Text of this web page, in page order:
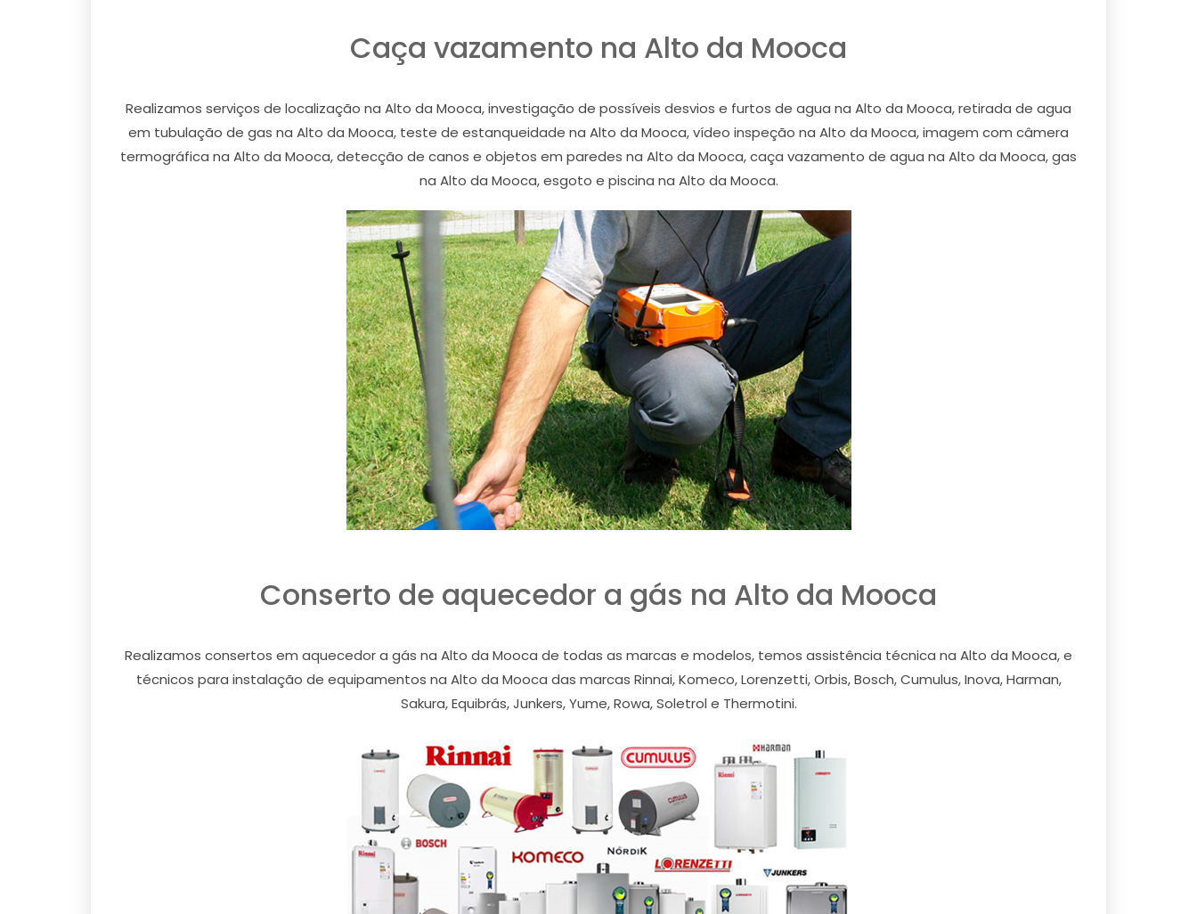
Caça vazamento na Alto da Mooca
Realizamos serviços de localização na Alto da Mooca, investigação de possíveis desvios e furtos de agua na Alto da Mooca, retirada de agua
em tubulação de gas na Alto da Mooca, teste de estanqueidade na Alto da Mooca, vídeo inspeção na Alto da Mooca, imagem com câmera
termográfica na Alto da Mooca, detecção de canos e objetos em paredes na Alto da Mooca, caça vazamento de agua na Alto da Mooca, gas
na Alto da Mooca, esgoto e piscina na Alto da Mooca.
Conserto de aquecedor a gás na Alto da Mooca
Realizamos consertos em aquecedor a gás na Alto da Mooca de todas as marcas e modelos, temos assistência técnica na Alto da Mooca, e
técnicos para instalação de equipamentos na Alto da Mooca das marcas Rinnai, Komeco, Lorenzetti, Orbis, Bosch, Cumulus, Inova, Harman,
Sakura, Equibrás, Junkers, Yume, Rowa, Soletrol e Thermotini.